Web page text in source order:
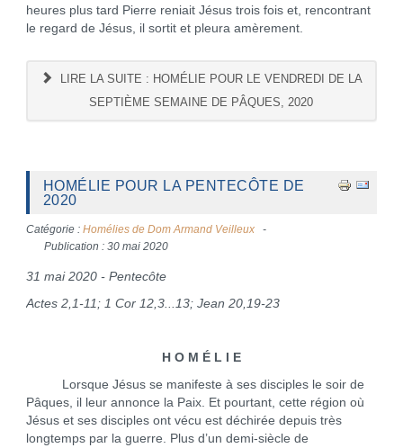
heures plus tard Pierre reniait Jésus trois fois et, rencontrant
le regard de Jésus, il sortit et pleura amèrement.
LIRE LA SUITE : HOMÉLIE POUR LE VENDREDI DE LA
SEPTIÈME SEMAINE DE PÂQUES, 2020
HOMÉLIE POUR LA PENTECÔTE DE
2020
Catégorie : Homélies de Dom Armand Veilleux
Publication : 30 mai 2020
31 mai 2020 - Pentecôte
Actes 2,1-11; 1 Cor 12,3...13; Jean 20,19-23
H O M É L I E
Lorsque Jésus se manifeste à ses disciples le soir de
Pâques, il leur annonce la Paix. Et pourtant, cette région où
Jésus et ses disciples ont vécu est déchirée depuis très
longtemps par la guerre. Plus d’un demi-siècle de